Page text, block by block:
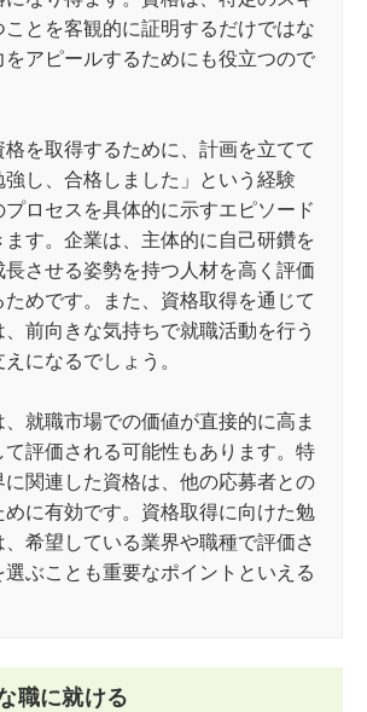
とを客観的に証明するだけではな
をアピールするためにも役立つので
を取得するために、計画を立てて
し、合格しました」という経験
ロセスを具体的に示すエピソード
ます。企業は、主体的に自己研鑽を
させる姿勢を持つ人材を高く評価
めです。また、資格取得を通じて
前向きな気持ちで就職活動を行う
になるでしょう。
就職市場での価値が直接的に高ま
て評価される可能性もあります。特
に関連した資格は、他の応募者との
めに有効です。資格取得に向けた勉
希望している業界や職種で評価さ
ぶことも重要なポイントといえる
職に就ける